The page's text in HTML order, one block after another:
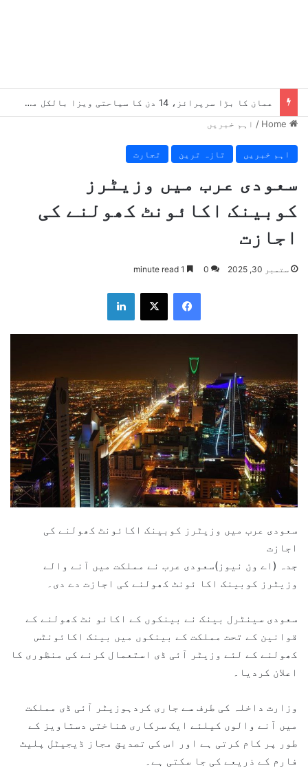
عمان کا بڑا سرپرائز، 14 دن کا سیاحتی ویزا بالکل مفت، کون اہل ہے؟
/ اہم خبریں
اہم خبریں تازہ ترین تجارت
سعودی عرب میں وزیٹرز
کوبینک اکائونٹ کھولنے کی
اجازت
ستمبر 30, 2025 0
سعودی عرب میں وزیٹرز کوبینک اکائونٹ کھولنے کی
اجازت
جدہ (اے ون نیوز)سعودی عرب نے مملکت میں آنے والے
وزیٹرز کوبینک اکا ئونٹ کھولنے کی اجازت دے دی۔
سعودی سینٹرل بینک نے بینکوں کے اکائو نٹ کھولنے کے
قوانین کے تحت مملکت کے بینکوں میں بینک اکائونٹس
کھولنے کے لئے وزیٹر آئی ڈی استعمال کرنے کی منظوری کا
اعلان کردیا۔
وزارت داخلہ کی طرف سے جاری کردہوزیٹر آئی ڈی مملکت
میں آنے والوں کیلئے ایک سرکاری شناختی دستاویز کے
طور پر کام کرتی ہے اور اس کی تصدیق مجاز ڈیجیٹل پلیٹ
فارم کے ذریعے کی جا سکتی ہے۔